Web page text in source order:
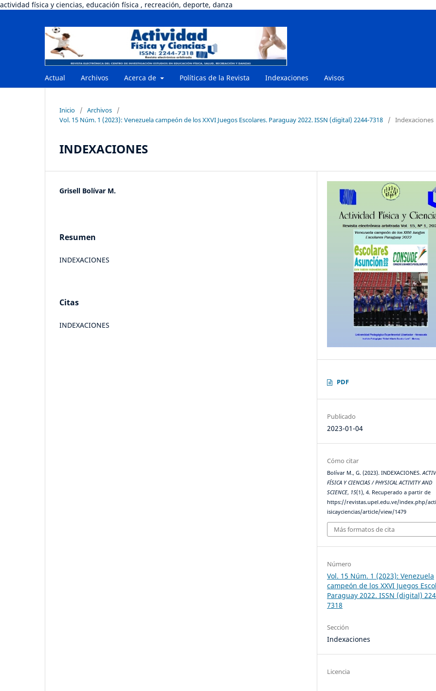
actividad física y ciencias, educación física , recreación, deporte, danza
Actual Archivos Acerca de Políticas de la Revista Indexaciones Avisos
Inicio / Archivos
/
Vol. 15 Núm. 1 (2023): Venezuela campeón de los XXVI Juegos Escolares. Paraguay 2022. ISSN (digital) 2244-7318
/ Indexaciones
INDEXACIONES
Grisell Bolívar M.
Resumen
INDEXACIONES
Citas
INDEXACIONES
PDF
Publicado
2023-01-04
Cómo citar
Bolívar M., G. (2023). INDEXACIONES.
FÍSICA Y CIENCIAS / PHYSICAL ACTIVITY AND
SCIENCE, 15(1), 4. Recuperado a partir de
https://revistas.upel.edu.ve/index.php/
isicayciencias/article/view/1479
Más formatos de cita
Número
Vol. 15 Núm. 1 (2023): Venezuela
campeón de los XXVI Juegos
Paraguay 2022. ISSN (digital)
7318
Sección
Indexaciones
Licencia